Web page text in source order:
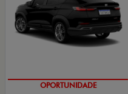
OPORTUNIDADE